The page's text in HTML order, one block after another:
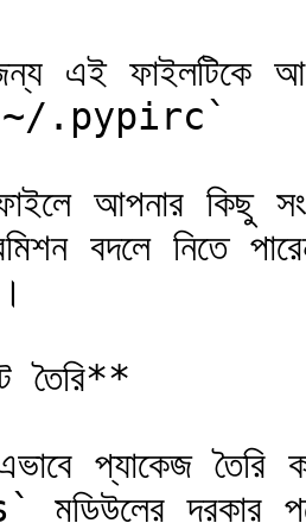
এই ফাইলটিকে
`~/.pypirc`
আপনার কিছু
বদলে
তৈরি**
প্যাকেজ
দরকার